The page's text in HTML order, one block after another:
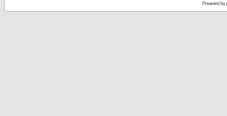
Powered by